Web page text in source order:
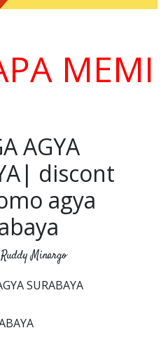
AGYA
discont
agya
Ruddy Minargo
SURABAYA